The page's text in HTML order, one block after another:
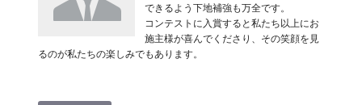
できるよう下地補強も万全です。
コンテストに入賞すると私たち以上にお
施主様が喜んでくださり、その笑顔を見
るのが私たちの楽しみでもあります。